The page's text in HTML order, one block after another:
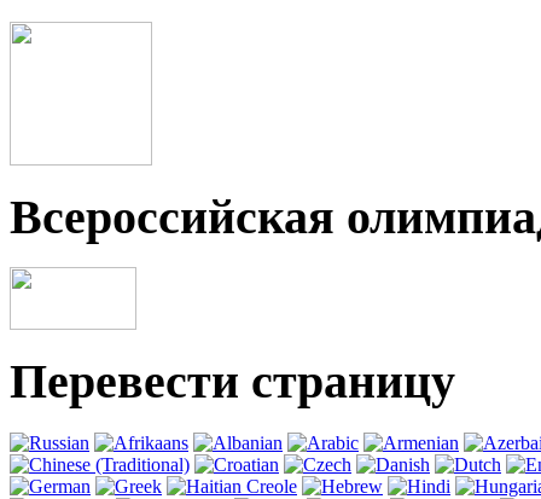
Всероссийская
Перевести страницу